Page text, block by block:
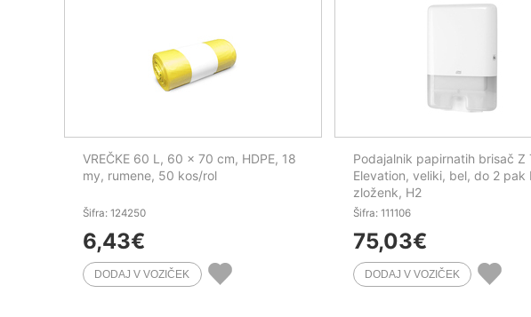
VREČKE 60 L, 60 x 70 cm, HDPE, 18
my, rumene, 50 kos/rol
Šifra: 124250
6,43€
Podajalnik papirnatih brisač Z
Elevation, veliki, bel, do 2 pak
zloženk, H2
Šifra: 111106
75,03€